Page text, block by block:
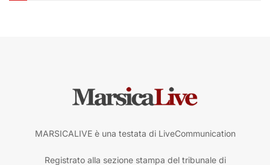
MARSICALIVE è una testata di LiveCommunication
Registrato alla sezione stampa del tribunale di